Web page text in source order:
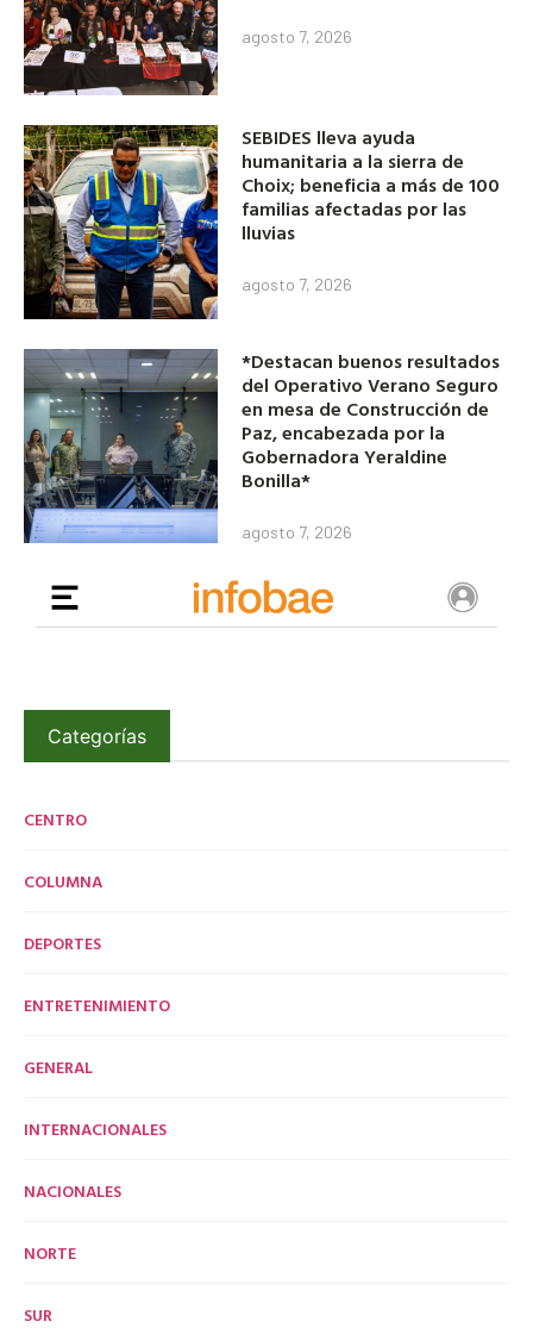
agosto 7, 2026
SEBIDES lleva ayuda
humanitaria a la sierra de
Choix; beneficia a más de 100
familias afectadas por las
lluvias
agosto 7, 2026
*Destacan buenos resultados
del Operativo Verano Seguro
en mesa de Construcción de
Paz, encabezada por la
Gobernadora Yeraldine
Bonilla*
agosto 7, 2026
Categorías
CENTRO
COLUMNA
DEPORTES
ENTRETENIMIENTO
GENERAL
INTERNACIONALES
NACIONALES
NORTE
SUR